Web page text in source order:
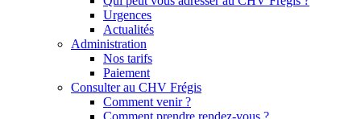
Urgences
Actualités
Administration
Nos tarifs
Paiement
Consulter au CHV Frégis
Comment venir ?
Comment prendre rendez-vous ?